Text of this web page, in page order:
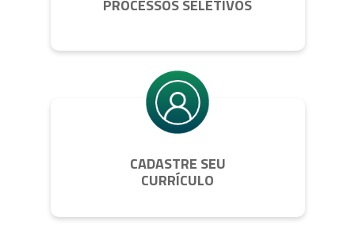
PROCESSOS SELETIVOS
CADASTRE SEU
CURRÍCULO